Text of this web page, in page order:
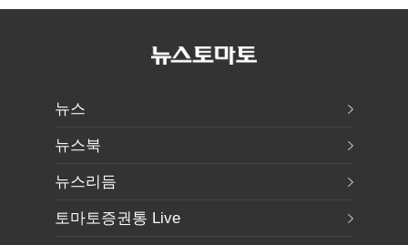
뉴스
뉴스북
뉴스리듬
토마토증권통 Live